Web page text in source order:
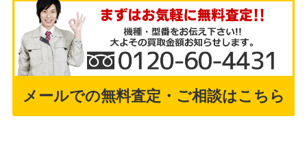
メールでの無料査定・ご相談はこちら